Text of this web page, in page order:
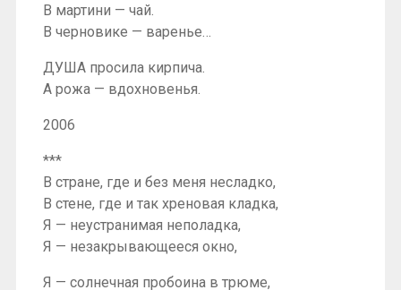
В мартини — чай.
В черновике — варенье…
ДУША просила кирпича.
А рожа — вдохновенья.
2006
***
В стране, где и без меня несладко,
В стене, где и так хреновая кладка,
Я — неустранимая неполадка,
Я — незакрывающееся окно,
Я — солнечная пробоина в трюме,